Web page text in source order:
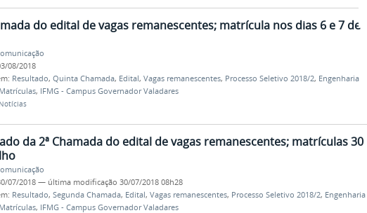
do edital de vagas remanescentes; matrícula nos dias 6 e 7 de
08/2018
Resultado, Quinta Chamada, Edital, Vagas remanescentes, Processo Seletivo 2018/2, Engenharia
Matrículas, IFMG - Campus Governador Valadares
Notícias
da 2ª Chamada do edital de vagas remanescentes; matrículas 30
07/2018 — última modificação 30/07/2018 08h28
Resultado, Segunda Chamada, Edital, Vagas remanescentes, Processo Seletivo 2018/2, Engenharia
Matrículas, IFMG - Campus Governador Valadares